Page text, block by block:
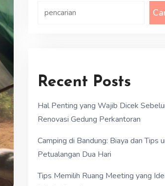
Recent Posts
Hal Penting yang Wajib Dicek
Renovasi Gedung Perkantoran
Camping di Bandung: Biaya dan Tips
Petualangan Dua Hari
Tips Memilih Ruang Meeting yang